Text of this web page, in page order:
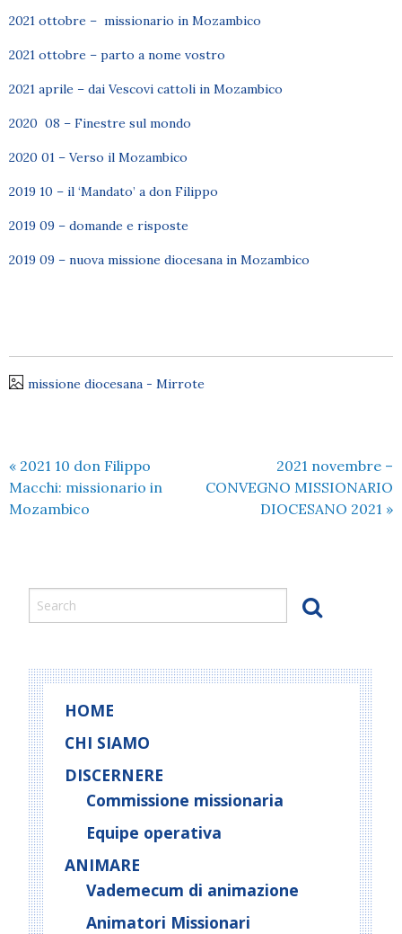
2021 ottobre – missionario in Mozambico
2021 ottobre – parto a nome vostro
2021 aprile – dai Vescovi cattoli in Mozambico
2020 08 – Finestre sul mondo
2020 01 – Verso il Mozambico
2019 10 – il ‘Mandato’ a don Filippo
2019 09 – domande e risposte
2019 09 – nuova missione diocesana in Mozambico
missione diocesana - Mirrote
« 2021 10 don Filippo
Macchi: missionario in
Mozambico
2021 novembre –
CONVEGNO MISSIONARIO
DIOCESANO 2021 »
HOME
CHI SIAMO
DISCERNERE
Commissione missionaria
Equipe operativa
ANIMARE
Vademecum di animazione
Animatori Missionari